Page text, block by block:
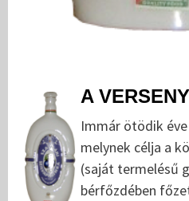
A
Immár ötödik
melynek célja a
(saját termelésű
bérfőzdében